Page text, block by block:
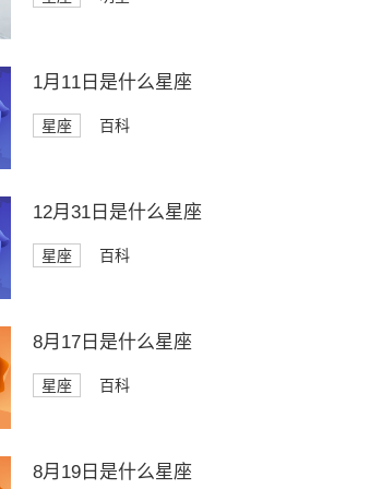
1月11日是什么星座
星座 百科
12月31日是什么星座
星座 百科
8月17日是什么星座
星座 百科
8月19日是什么星座